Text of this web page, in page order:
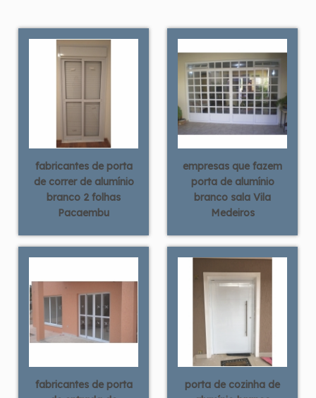
fabricantes de porta
de correr de alumínio
branco 2 folhas
Pacaembu
empresas que fazem
porta de alumínio
branco sala Vila
Medeiros
fabricantes de porta
porta de cozinha de